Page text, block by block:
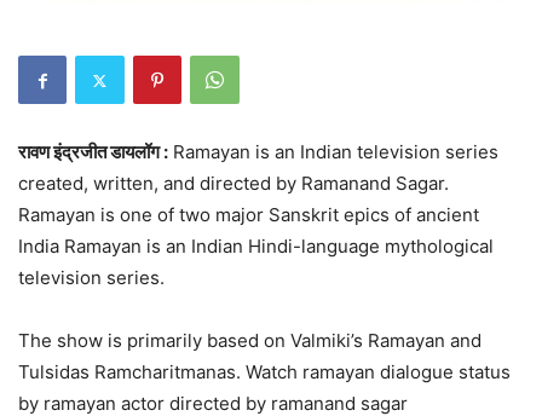
रावण इंद्रजीत डायलॉग : Ramayan is an Indian television series
created, written, and directed by Ramanand Sagar.
Ramayan is one of two major Sanskrit epics of ancient
India Ramayan is an Indian Hindi-language mythological
television series.
The show is primarily based on Valmiki’s Ramayan and
Tulsidas Ramcharitmanas. Watch ramayan dialogue status
by ramayan actor directed by ramanand sagar